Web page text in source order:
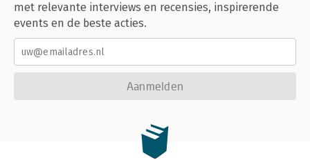
met relevante interviews en recensies, inspirerende
events en de beste acties.
Aanmelden